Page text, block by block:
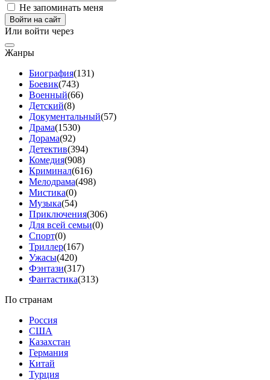
Не запоминать меня
Войти на сайт
Или войти через
Жанры
Биография(131)
Боевик(743)
Военный(66)
Детский(8)
Документальный(57)
Драма(1530)
Дорама(92)
Детектив(394)
Комедия(908)
Криминал(616)
Мелодрама(498)
Мистика(0)
Музыка(54)
Приключения(306)
Для всей семьи(0)
Спорт(0)
Триллер(167)
Ужасы(420)
Фэнтази(317)
Фантастика(313)
По странам
Россия
США
Казахстан
Германия
Китай
Турция